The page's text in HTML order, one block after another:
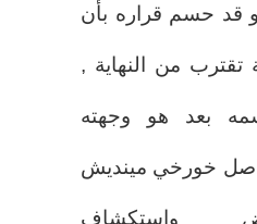
قد حسم قراره بأن
تقترب من النهاية ,
بعد هو وجهته
خورخي مينديش
واستكشاف